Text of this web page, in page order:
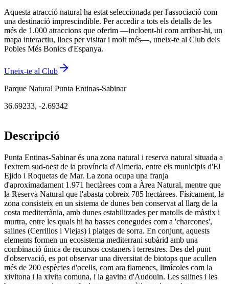
Aquesta atracció natural ha estat seleccionada per l'associació com
una destinació imprescindible. Per accedir a tots els detalls de les
més de 1.000 atraccions que oferim —incloent-hi com arribar-hi, un
mapa interactiu, llocs per visitar i molt més—, uneix-te al Club dels
Pobles Més Bonics d'Espanya.
Uneix-te al Club
Parque Natural Punta Entinas-Sabinar
36.69233, -2.69342
Descripció
Punta Entinas-Sabinar és una zona natural i reserva natural situada a
l'extrem sud-oest de la província d'Almeria, entre els municipis d'El
Ejido i Roquetas de Mar. La zona ocupa una franja
d'aproximadament 1.971 hectàrees com a Àrea Natural, mentre que
la Reserva Natural que l'abasta cobreix 785 hectàrees. Físicament, la
zona consisteix en un sistema de dunes ben conservat al llarg de la
costa mediterrània, amb dunes estabilitzades per matolls de màstix i
murtra, entre les quals hi ha basses conegudes com a 'charcones',
salines (Cerrillos i Viejas) i platges de sorra. En conjunt, aquests
elements formen un ecosistema mediterrani subàrid amb una
combinació única de recursos costaners i terrestres. Des del punt
d'observació, es pot observar una diversitat de biotops que acullen
més de 200 espècies d'ocells, com ara flamencs, limícoles com la
xivitona i la xivita comuna, i la gavina d'Audouin. Les salines i les